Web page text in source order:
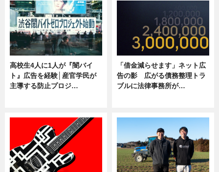
高校生4人に1人が『闇バイ
ト』広告を経験│産官学民が
主導する防止プロジ…
「借金減らせます」ネット広
告の影 広がる債務整理トラ
ブルに法律事務所が…